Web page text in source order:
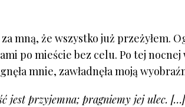
mną, że wszystko już przeżyłem.
po mieście bez celu. Po tej
mnie, zawładnęła moją
jest przyjemna; pragniemy jej ulec.